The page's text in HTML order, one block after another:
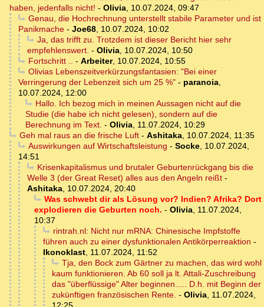
haben, jedenfalls nicht! - Olivia, 10.07.2024, 09:47
Genau, die Hochrechnung unterstellt stabile Parameter und ist
Panikmache - Joe68, 10.07.2024, 10:02
Ja, das trifft zu. Trotzdem ist dieser Bericht hier sehr
empfehlenswert. - Olivia, 10.07.2024, 10:50
Fortschritt .. - Arbeiter, 10.07.2024, 10:55
Olivias Lebenszeitverkürzungsfantasien: "Bei einer
Verringerung der Lebenzeit sich um 25 %" - paranoia,
10.07.2024, 12:00
Hallo. Ich bezog mich in meinen Aussagen nicht auf die
Studie (die habe ich nicht gelesen), sondern auf die
Berechnung im Text. - Olivia, 11.07.2024, 10:29
Geh mal raus an die frische Luft- Ashitaka, 10.07.2024, 11:35
Auswirkungen auf Wirtschaftsleistung - Socke, 10.07.2024,
14:51
Krisenkapitalismus und brutaler Geburtenrückgang bis die
Welle 3 (der Great Reset) alles aus den Angeln reißt -
Ashitaka, 10.07.2024, 20:40
Was schwebt dir als Lösung vor? Indien? Afrika? Dort
explodieren die Geburten noch. - Olivia, 11.07.2024,
10:37
rintrah.nl: Nicht nur mRNA: Chinesische Impfstoffe
führen auch zu einer dysfunktionalen Antikörperreaktion -
Ikonoklast, 11.07.2024, 11:52
Tja, den Bock zum Gärtner zu machen, das wird wohl
kaum funktionieren. Ab 60 soll ja lt. Attali-Zuschreibung
das "überflüssige" Alter beginnen..... D.h. mit Beginn der
zukünftigen französischen Rente. - Olivia, 11.07.2024,